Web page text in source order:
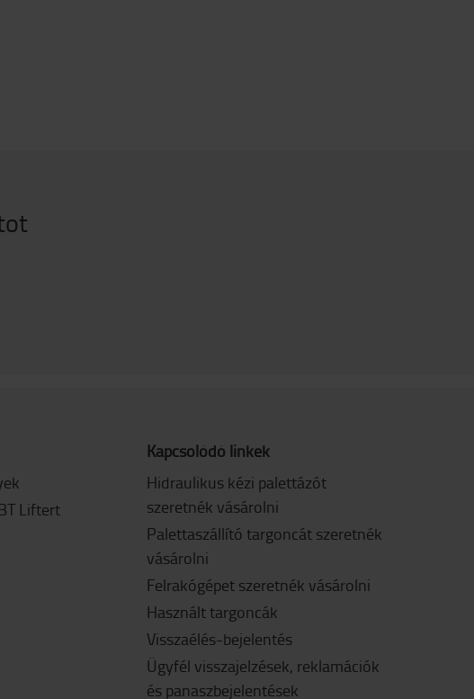
Liftert
Kapcsolódó linkek
Hidraulikus kézi palettázót
szeretnék vásárolni
Palettaszállító targoncát szeretnék
vásárolni
Felrakógépet szeretnék vásárolni
Használt targoncák
Visszaélés-bejelentés
Ügyfél visszajelzések, reklamációk
és panaszbejelentések